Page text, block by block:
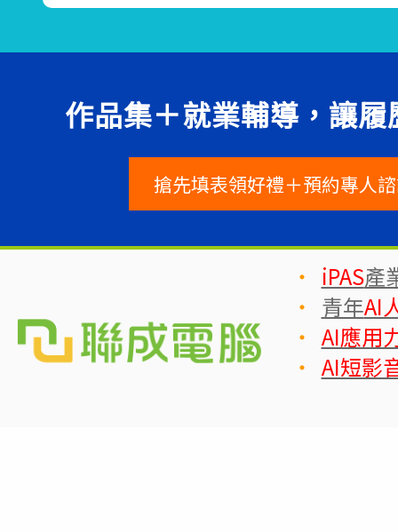
完整支援學員職涯發展。
作品集＋就業輔導，讓履
搶先填表領好禮＋預約專人
‧ iPAS產
‧ 青年AI
‧ AI應用
‧ AI短影